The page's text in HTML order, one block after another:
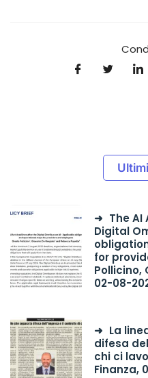
The
Digital
for
Pollicino,
02-08-
La
difesa
chi ci
Finanza,